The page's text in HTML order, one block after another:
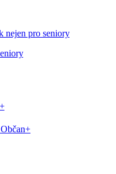
nejen pro seniory